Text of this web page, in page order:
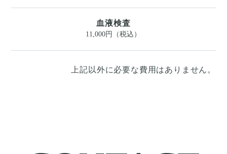
血液検査
11,000円（税込）
上記以外に必要な費用はありません。